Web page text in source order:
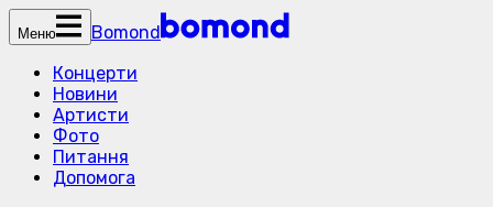
Меню
Bomond
Концерти
Новини
Артисти
Фото
Питання
Допомога